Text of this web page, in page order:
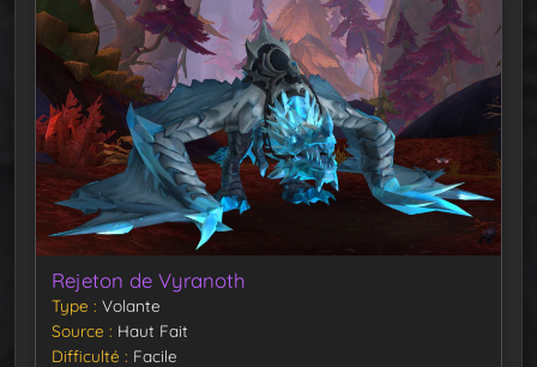
Rejeton de Vyranoth
Type
Volante
Source
Haut Fait
Difficulté
Facile